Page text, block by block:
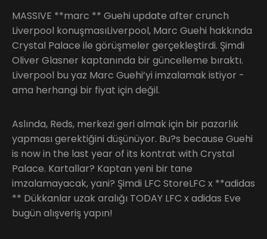
MASSIVE **marc ** Guehi update after crunch
Liverpool konuşmasıLiverpool, Marc Guehi hakkında
Crystal Palace ile görüşmeler gerçekleştirdi. Şimdi
Oliver Glasner kaptanında bir güncelleme bıraktı.
Liverpool bu yaz Marc Guehi’yi imzalamak istiyor -
ama herhangi bir fiyat için değil.
Aslında, Reds, merkezi geri almak için bir pazarlık
yapması gerektiğini düşünüyor. Bu?s because Guehi
is now in the last year of its kontrat with Crystal
Palace. Kartallar? Kaptan yeni bir tane
imzalamayacak, yani? Şimdi LFC StoreLFC x **adidas
** Dükkanlar uzak aralığı TODAY LFC x adidas Eve
bugün alışveriş yapın!